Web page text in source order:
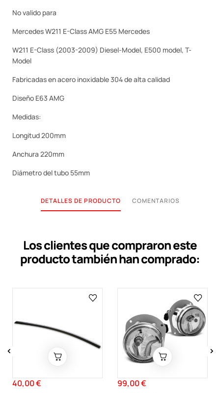
No valido para
Mercedes W211 E-Class AMG E55 Mercedes
W211 E-Class (2003-2009) Diesel-Model, E500 model, T-
Model
Fabricadas en acero inoxidable 304 de alta calidad
Diseño E63 AMG
Medidas:
Longitud 200mm
Anchura 220mm
Diámetro del tubo 55mm
DETALLES DE PRODUCTO COMENTARIOS
Los clientes que compraron este
producto también han comprado:
Precio
40,00 € Precio
99,00 €